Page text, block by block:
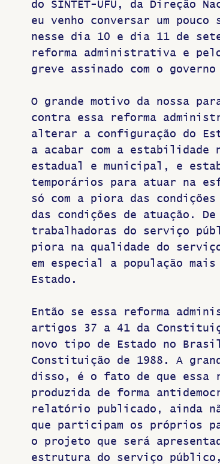
do SINTET-UFU, da Direção
eu venho conversar um
nesse dia 10 e dia 11 de
reforma administrativa e
greve assinado com o governo
O grande motivo da nossa
contra essa reforma
alterar a configuração do
a acabar com a
estadual e municipal, e
temporários para atuar na
só com a piora das condições
das condições de atuação.
trabalhadoras do serviço
piora na qualidade do
em especial a população
Estado.
Então se essa reforma
artigos 37 a 41 da
novo tipo de Estado no
Constituição de 1988. A
disso, é o fato de que essa
produzida de forma
relatório publicado, ainda
que participam os próprios
o projeto que será
estrutura do serviço